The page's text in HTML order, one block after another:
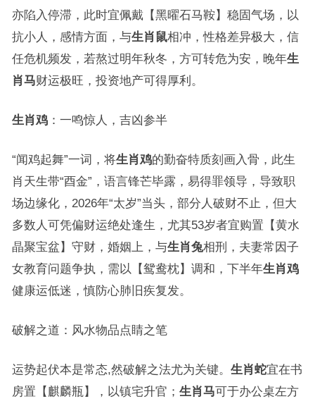
亦陷入停滞，此时宜佩戴【黑曜石马鞍】稳固气场，以
抗小人，感情方面，与生肖鼠相冲，性格差异极大，信
任危机频发，若熬过明年秋冬，方可转危为安，晚年生
肖马财运极旺，投资地产可得厚利。
生肖鸡：一鸣惊人，吉凶参半
“闻鸡起舞”一词，将生肖鸡的勤奋特质刻画入骨，此生
肖天生带“酉金”，语言锋芒毕露，易得罪领导，导致职
场边缘化，2026年“太岁”当头，部分人破财不止，但大
多数人可凭偏财运绝处逢生，尤其53岁者宜购置【黄水
晶聚宝盆】守财，婚姻上，与生肖兔相刑，夫妻常因子
女教育问题争执，需以【鸳鸯枕】调和，下半年生肖鸡
健康运低迷，慎防心肺旧疾复发。
破解之道：风水物品点睛之笔
运势起伏本是常态,然破解之法尤为关键。 生肖蛇宜在书
房置【麒麟瓶】，以镇宅升官； 生肖马可于办公桌左方